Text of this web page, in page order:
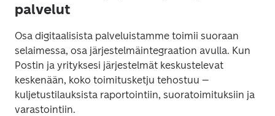
palvelut
Osa digitaalisista palveluistamme toimii suoraan
selaimessa, osa järjestelmäintegraation avulla. Kun
Postin ja yrityksesi järjestelmät keskustelevat
keskenään, koko toimitusketju tehostuu –
kuljetustilauksista raportointiin, suoratoimituksiin ja
varastointiin.